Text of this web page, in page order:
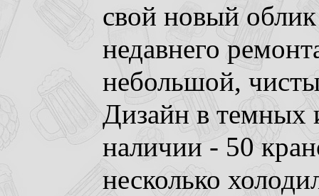
свой новый
недавнего
небольшой,
Дизайн в темных
наличии - 50
несколько